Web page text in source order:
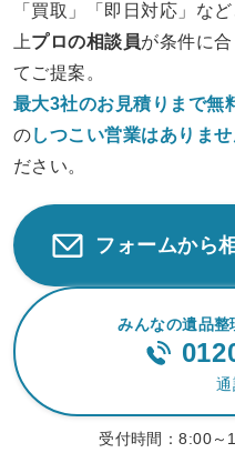
「買取」「即日対応」な
上プロの相談員が条件に
てご提案。
最大3社のお見積りまで無
のしつこい営業はありませ
ださい。
フォームから
みんなの遺品整
通
受付時間：8:00～